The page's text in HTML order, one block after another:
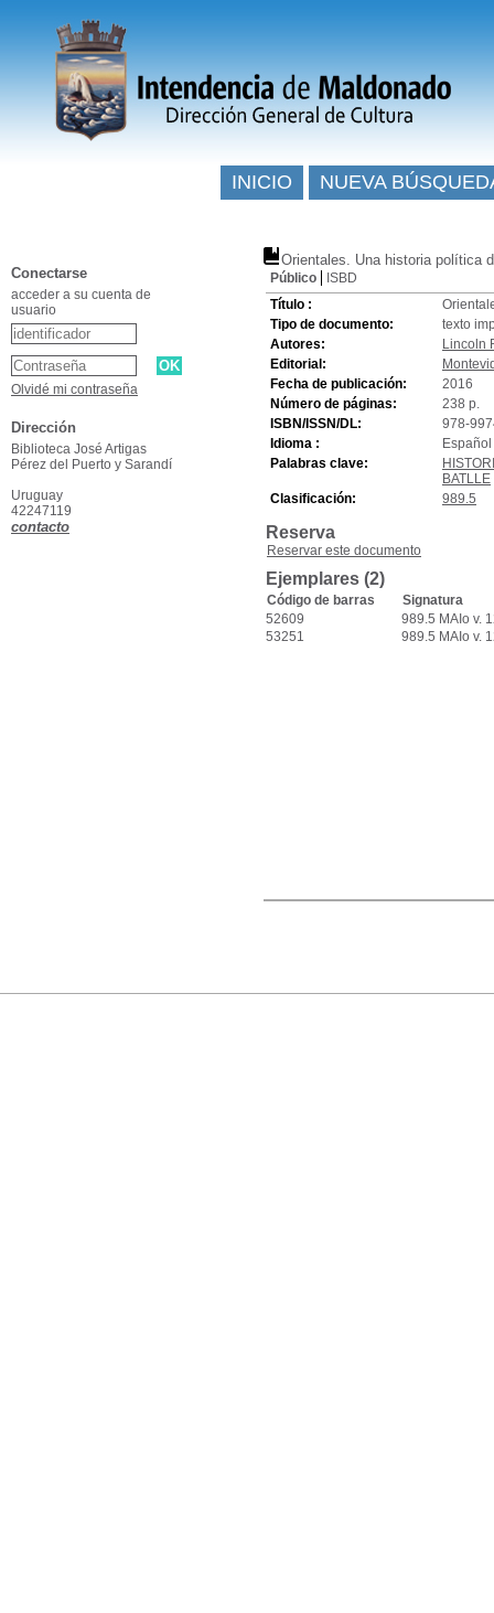
Orientales. Una historia política
Público
ISBD
Título :
Tipo de documento:
texto
Autores:
Lincoln
Editorial:
Fecha de publicación:
2016
Número de páginas:
238 p.
ISBN/ISSN/DL:
978-
Idioma :
Español
Palabras clave:
BATLLE
Clasificación:
989.5
Reserva
Reservar este documento
Ejemplares (2)
Código de barras
Signatura
52609
989.5 MAIo v.
53251
989.5 MAIo v.
INICIO NUEVA
Conectarse
acceder a su cuenta de
usuario
Olvidé mi contraseña
Dirección
Biblioteca José Artigas
Pérez del Puerto y Sarandí
Uruguay
42247119
contacto